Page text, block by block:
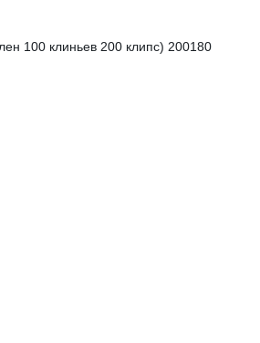
100 клиньев 200 клипс) 200180